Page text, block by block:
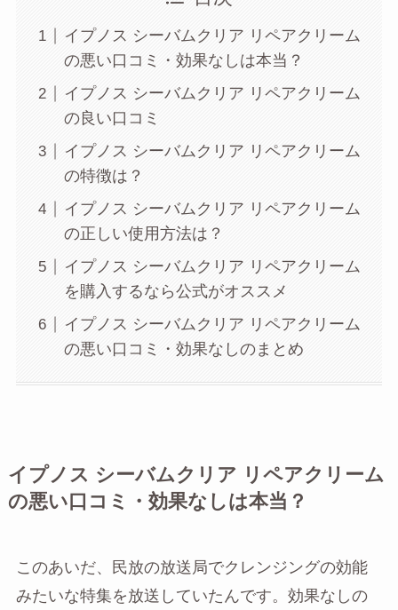
イプノス シーバムクリア リペアクリーム
の悪い口コミ・効果なしは本当？
イプノス シーバムクリア リペアクリーム
の良い口コミ
イプノス シーバムクリア リペアクリーム
の特徴は？
イプノス シーバムクリア リペアクリーム
の正しい使用方法は？
イプノス シーバムクリア リペアクリーム
を購入するなら公式がオススメ
イプノス シーバムクリア リペアクリーム
の悪い口コミ・効果なしのまとめ
イプノス シーバムクリア リペアクリーム
の悪い口コミ・効果なしは本当？
このあいだ、民放の放送局でクレンジングの効能
みたいな特集を放送していたんです。効果なしの